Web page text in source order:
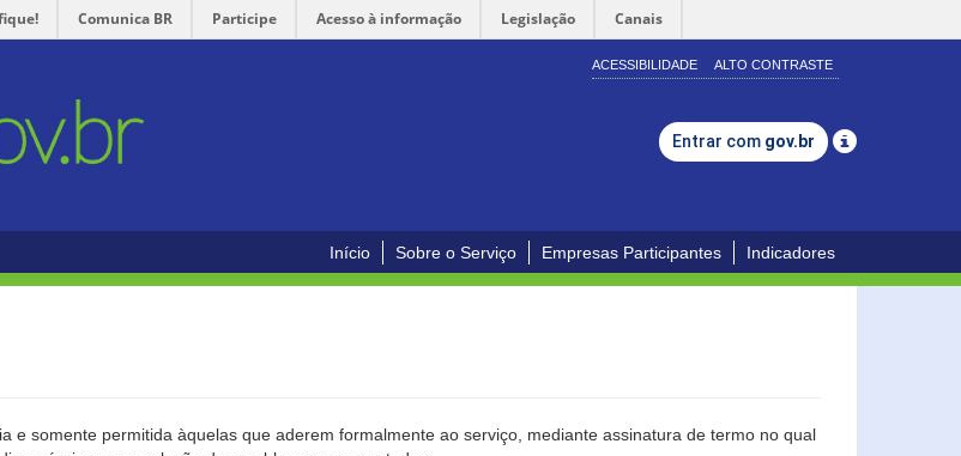
Comunica BR Participe Acesso à informação Legislação Canais
ACESSIBILIDADE ALTO CONTRASTE
Entrar com gov.br
Início Sobre o Serviço Empresas Participantes Indicadores
e somente permitida àquelas que aderem formalmente ao serviço, mediante assinatura de termo no qual